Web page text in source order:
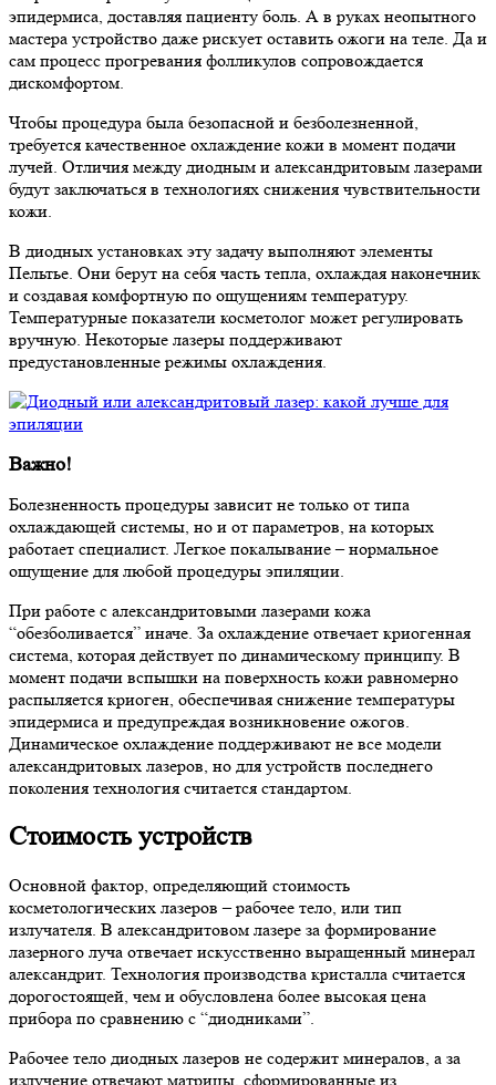
эпидермиса, доставляя пациенту боль. А в руках неопытного
мастера устройство даже рискует оставить ожоги на теле. Да и
сам процесс прогревания фолликулов сопровождается
дискомфортом.
Чтобы процедура была безопасной и безболезненной,
требуется качественное охлаждение кожи в момент подачи
лучей. Отличия между диодным и александритовым лазерами
будут заключаться в технологиях снижения чувствительности
кожи.
В диодных установках эту задачу выполняют элементы
Пельтье. Они берут на себя часть тепла, охлаждая наконечник
и создавая комфортную по ощущениям температуру.
Температурные показатели косметолог может регулировать
вручную. Некоторые лазеры поддерживают
предустановленные режимы охлаждения.
Важно!
Болезненность процедуры зависит не только от типа
охлаждающей системы, но и от параметров, на которых
работает специалист. Легкое покалывание – нормальное
ощущение для любой процедуры эпиляции.
При работе с александритовыми лазерами кожа
“обезболивается” иначе. За охлаждение отвечает криогенная
система, которая действует по динамическому принципу. В
момент подачи вспышки на поверхность кожи равномерно
распыляется криоген, обеспечивая снижение температуры
эпидермиса и предупреждая возникновение ожогов.
Динамическое охлаждение поддерживают не все модели
александритовых лазеров, но для устройств последнего
поколения технология считается стандартом.
Стоимость устройств
Основной фактор, определяющий стоимость
косметологических лазеров – рабочее тело, или тип
излучателя. В александритовом лазере за формирование
лазерного луча отвечает искусственно выращенный минерал
александрит. Технология производства кристалла считается
дорогостоящей, чем и обусловлена более высокая цена
прибора по сравнению с “диодниками”.
Рабочее тело диодных лазеров не содержит минералов, а за
излучение отвечают матрицы, сформированные из